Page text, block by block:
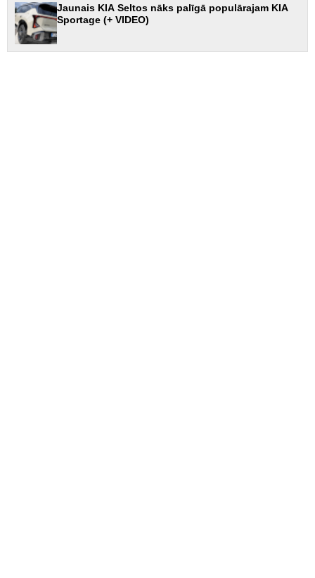
Jaunais KIA Seltos nāks palīgā populārajam KIA
Sportage (+ VIDEO)